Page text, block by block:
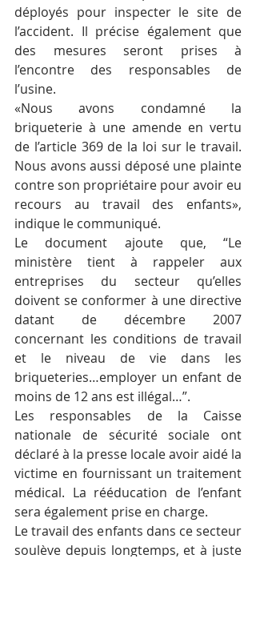
déployés pour inspecter le site de
l’accident. Il précise également que
des mesures seront prises à
l’encontre des responsables de
l’usine.
«Nous avons condamné la
briqueterie à une amende en vertu
de l’article 369 de la loi sur le travail.
Nous avons aussi déposé une plainte
contre son propriétaire pour avoir eu
recours au travail des enfants»,
indique le communiqué.
Le document ajoute que, “Le
ministère tient à rappeler aux
entreprises du secteur qu’elles
doivent se conformer à une directive
datant de décembre 2007
concernant les conditions de travail
et le niveau de vie dans les
briqueteries…employer un enfant de
moins de 12 ans est illégal…”.
Les responsables de la Caisse
nationale de sécurité sociale ont
déclaré à la presse locale avoir aidé la
victime en fournissant un traitement
médical. La rééducation de l’enfant
sera également prise en charge.
Le travail des enfants dans ce secteur
soulève depuis longtemps, et à juste